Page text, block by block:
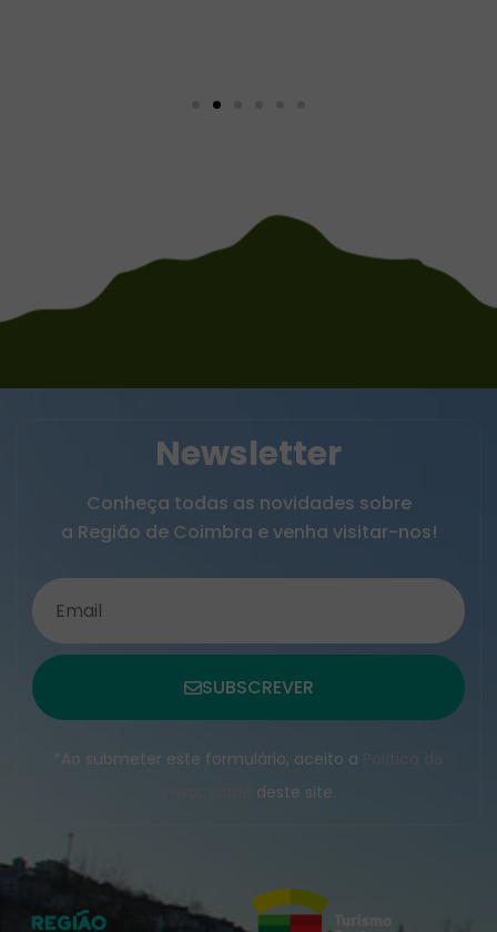
Newsletter
Conheça todas as novidades sobre
a Região de Coimbra e venha visitar-nos!
SUBSCREVER
*Ao submeter este formulário, aceito a
deste site.